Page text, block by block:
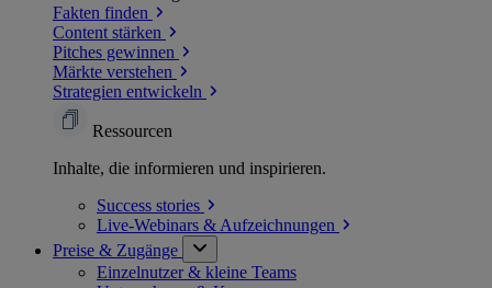
Fakten finden
Content stärken
Pitches gewinnen
Märkte verstehen
Strategien entwickeln
Ressourcen
Inhalte, die informieren und inspirieren.
Success stories
Live-Webinars & Aufzeichnungen
Preise & Zugänge
Einzelnutzer & kleine Teams